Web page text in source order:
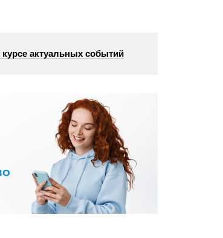
актуальных событий